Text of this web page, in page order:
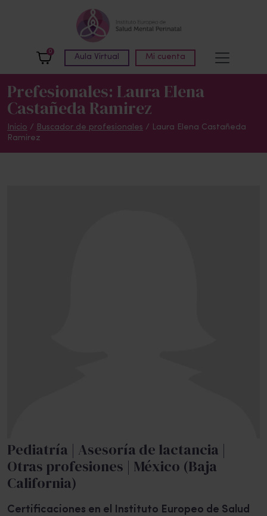
0
Aula Virtual Mi cuenta
Prefesionales: Laura Elena
Castañeda Ramirez
Inicio / Buscador de profesionales / Laura Elena Castañeda
Ramirez
Pediatría | Asesoría de lactancia |
Otras profesiones | México (Baja
California)
Certificaciones en el Instituto Europeo de Salud